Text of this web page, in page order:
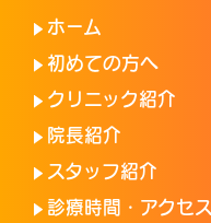
ホーム
初めての方へ
クリニック紹介
院長紹介
スタッフ紹介
診療時間・アクセス